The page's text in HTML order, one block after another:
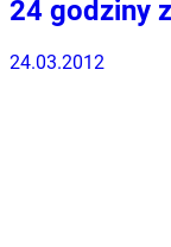
24 godziny
24.03.2012